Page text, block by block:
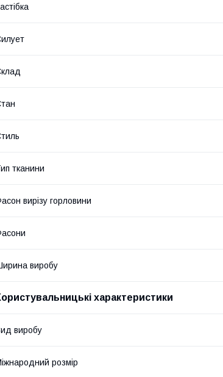
тканини
вирізу горловини
виробу
характеристики
виробу
розмір